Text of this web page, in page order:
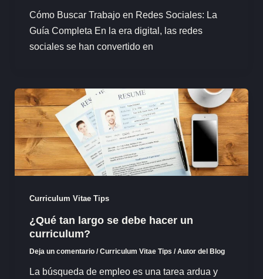
Cómo Buscar Trabajo en Redes Sociales: La
Guía Completa En la era digital, las redes
sociales se han convertido en
Curriculum Vitae Tips
¿Qué tan largo se debe hacer un
curriculum?
Deja un comentario /Curriculum Vitae Tips /Autor del Blog
La búsqueda de empleo es una tarea ardua y